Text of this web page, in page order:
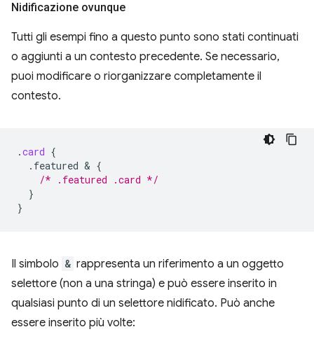
Nidificazione ovunque
Tutti gli esempi fino a questo punto sono stati continuati
o aggiunti a un contesto precedente. Se necessario,
puoi modificare o riorganizzare completamente il
contesto.
.card {
.featured & {
/* .featured .card */
}
}
Il simbolo & rappresenta un riferimento a un oggetto
selettore (non a una stringa) e può essere inserito in
qualsiasi punto di un selettore nidificato. Può anche
essere inserito più volte: